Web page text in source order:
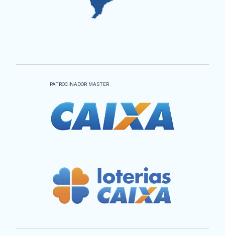
PATROCINADOR MASTER